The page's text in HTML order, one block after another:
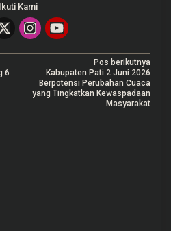
Ikuti Kami
6
Pos berikutnya
Kabupaten Pati 2 Juni 2026
Berpotensi Perubahan Cuaca
yang Tingkatkan Kewaspadaan
Masyarakat